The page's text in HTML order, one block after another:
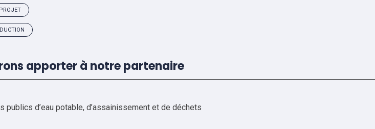
apporter à notre partenaire
d’eau potable, d’assainissement et de déchets